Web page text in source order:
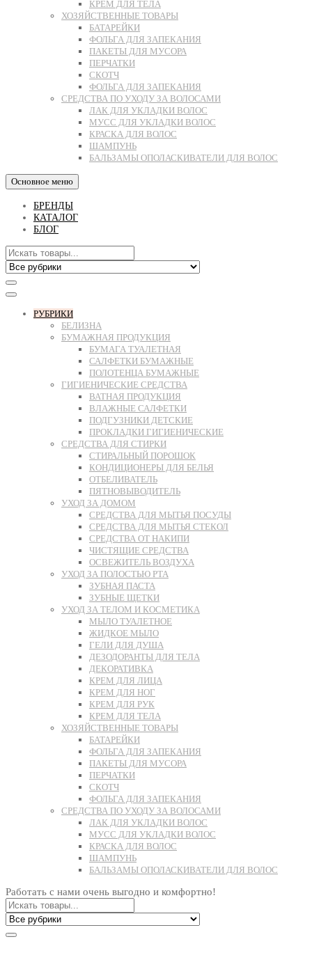
КРЕМ ДЛЯ ТЕЛА
ХОЗЯЙСТВЕННЫЕ ТОВАРЫ
БАТАРЕЙКИ
ФОЛЬГА ДЛЯ ЗАПЕКАНИЯ
ПАКЕТЫ ДЛЯ МУСОРА
ПЕРЧАТКИ
СКОТЧ
ФОЛЬГА ДЛЯ ЗАПЕКАНИЯ
СРЕДСТВА ПО УХОДУ ЗА ВОЛОСАМИ
ЛАК ДЛЯ УКЛАДКИ ВОЛОС
МУСС ДЛЯ УКЛАДКИ ВОЛОС
КРАСКА ДЛЯ ВОЛОС
ШАМПУНЬ
БАЛЬЗАМЫ ОПОЛАСКИВАТЕЛИ ДЛЯ ВОЛОС
Основное меню
БРЕНДЫ
КАТАЛОГ
БЛОГ
РУБРИКИ
БЕЛИЗНА
БУМАЖНАЯ ПРОДУКЦИЯ
БУМАГА ТУАЛЕТНАЯ
САЛФЕТКИ БУМАЖНЫЕ
ПОЛОТЕНЦА БУМАЖНЫЕ
ГИГИЕНИЧЕСКИЕ СРЕДСТВА
ВАТНАЯ ПРОДУКЦИЯ
ВЛАЖНЫЕ САЛФЕТКИ
ПОДГУЗНИКИ ДЕТСКИЕ
ПРОКЛАДКИ ГИГИЕНИЧЕСКИЕ
СРЕДСТВА ДЛЯ СТИРКИ
СТИРАЛЬНЫЙ ПОРОШОК
КОНДИЦИОНЕРЫ ДЛЯ БЕЛЬЯ
ОТБЕЛИВАТЕЛЬ
ПЯТНОВЫВОДИТЕЛЬ
УХОД ЗА ДОМОМ
СРЕДСТВА ДЛЯ МЫТЬЯ ПОСУДЫ
СРЕДСТВА ДЛЯ МЫТЬЯ СТЕКОЛ
СРЕДСТВА ОТ НАКИПИ
ЧИСТЯЩИЕ СРЕДСТВА
ОСВЕЖИТЕЛЬ ВОЗДУХА
УХОД ЗА ПОЛОСТЬЮ РТА
ЗУБНАЯ ПАСТА
ЗУБНЫЕ ЩЕТКИ
УХОД ЗА ТЕЛОМ И КОСМЕТИКА
МЫЛО ТУАЛЕТНОЕ
ЖИДКОЕ МЫЛО
ГЕЛИ ДЛЯ ДУША
ДЕЗОДОРАНТЫ ДЛЯ ТЕЛА
ДЕКОРАТИВКА
КРЕМ ДЛЯ ЛИЦА
КРЕМ ДЛЯ НОГ
КРЕМ ДЛЯ РУК
КРЕМ ДЛЯ ТЕЛА
ХОЗЯЙСТВЕННЫЕ ТОВАРЫ
БАТАРЕЙКИ
ФОЛЬГА ДЛЯ ЗАПЕКАНИЯ
ПАКЕТЫ ДЛЯ МУСОРА
ПЕРЧАТКИ
СКОТЧ
ФОЛЬГА ДЛЯ ЗАПЕКАНИЯ
СРЕДСТВА ПО УХОДУ ЗА ВОЛОСАМИ
ЛАК ДЛЯ УКЛАДКИ ВОЛОС
МУСС ДЛЯ УКЛАДКИ ВОЛОС
КРАСКА ДЛЯ ВОЛОС
ШАМПУНЬ
БАЛЬЗАМЫ ОПОЛАСКИВАТЕЛИ ДЛЯ ВОЛОС
Работать с нами очень выгодно и комфортно!